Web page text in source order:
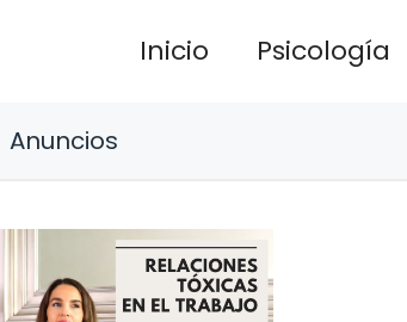
Inicio Psicología
Anuncios